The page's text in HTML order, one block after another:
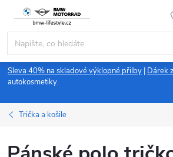
obsah
Sleva 40% na skladové výklopné přilby Dárek
autokosmetiky.
Trička a košile